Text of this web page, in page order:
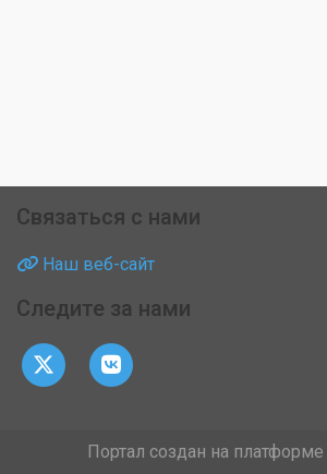
Связаться с нами
Наш веб-сайт
Следите за нами
Портал создан на платформе